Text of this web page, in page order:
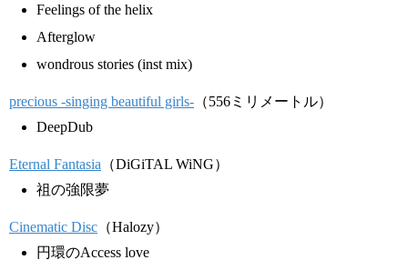
Feelings of the helix
Afterglow
wondrous stories (inst mix)
precious -singing beautiful girls- （556ミリメートル）
DeepDub
Eternal Fantasia （DiGiTAL WiNG）
祖の強限夢
Cinematic Disc （Halozy）
円環のAccess love